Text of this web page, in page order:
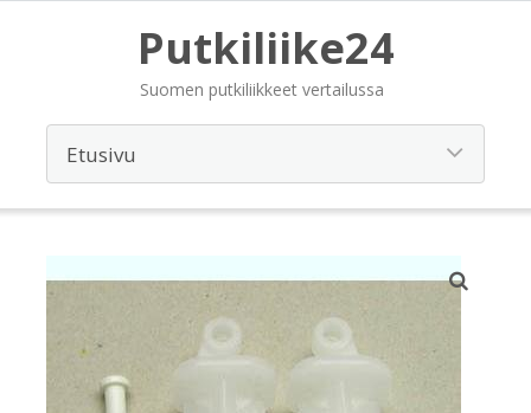
Putkiliike24
Suomen putkiliikkeet vertailussa